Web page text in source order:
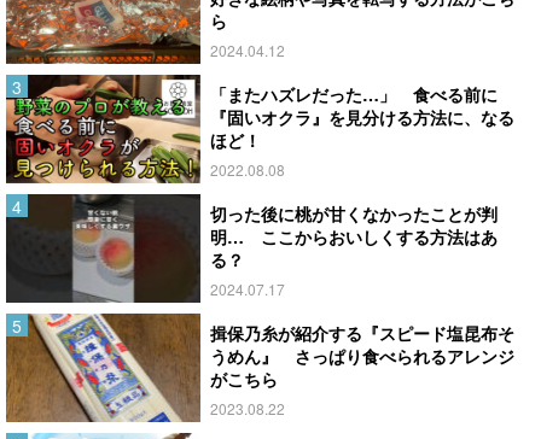
ら
2024.04.12
「またハズレだった…」 食べる前に
『固いオクラ』を見分ける方法に、なる
ほど！
2022.08.08
切った後に桃が甘くなかったことが判
明… ここからおいしくする方法はあ
る？
2024.07.17
揖保乃糸が紹介する『スピード塩昆布そ
うめん』 さっぱり食べられるアレンジ
がこちら
2023.08.22